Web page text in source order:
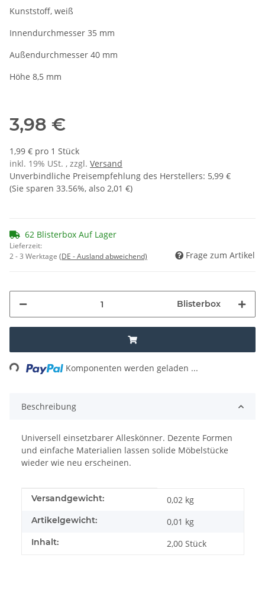
Kunststoff, weiß
Innendurchmesser 35 mm
Außendurchmesser 40 mm
Höhe 8,5 mm
3,98 €
1,99 € pro 1 Stück
inkl. 19% USt. , zzgl. Versand
Unverbindliche Preisempfehlung des Herstellers: 5,99 €
(Sie sparen 33.56%, also 2,01 €)
62 Blisterbox Auf Lager
Lieferzeit:
2 - 3 Werktage (DE - Ausland abweichend) Frage zum Artikel
Blisterbox
Komponenten werden geladen ...
Beschreibung
Universell einsetzbarer Alleskönner. Dezente Formen
und einfache Materialien lassen solide Möbelstücke
wieder wie neu erscheinen.
Produkteigenschaft
Wert
Versandgewicht: 0,02 kg
Artikelgewicht: 0,01 kg
Inhalt: 2,00 Stück